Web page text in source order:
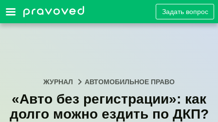
Задать вопрос
ЖУРНАЛ АВТОМОБИЛЬНОЕ ПРАВО
«Авто без регистрации»: как
долго можно ездить по ДКП?